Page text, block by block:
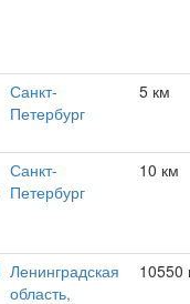
Санкт-
Петербург
5 км
Санкт-
Петербург
10 км
Ленинградская
область,
10550